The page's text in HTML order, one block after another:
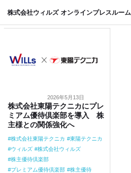
株式会社ウィルズ オンラインプレスルーム
#東陽テクニカ
2026年5月13日
株式会社東陽テクニカにプレ
ミアム優待倶楽部を導入 株
主様との関係強化へ
株式会社東陽テクニカ
東陽テクニカ
ウィルズ
株式会社ウィルズ
株主優待倶楽部
プレミアム優待倶楽部
株主優待